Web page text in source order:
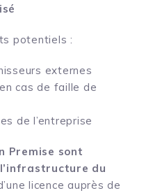
potentiels :
externes
cas de faille de
de l’entreprise
Premise sont
du
licence auprès de